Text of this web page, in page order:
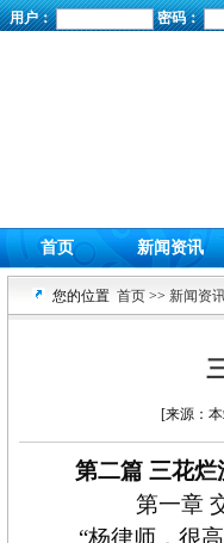
用户： 密码：
首页 新闻资讯
您的位置 首页 >> 新闻资
[来源：
第二篇 三花
第一章
“杨律师，很